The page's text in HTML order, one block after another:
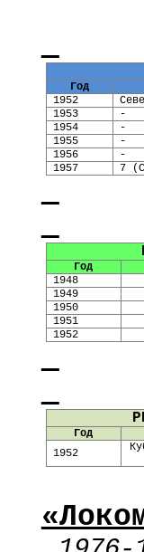
Год
1952
1953
-
1954
-
1955
-
1956
-
1957
7
Год
1948
1949
1950
1951
1952
Год
1952